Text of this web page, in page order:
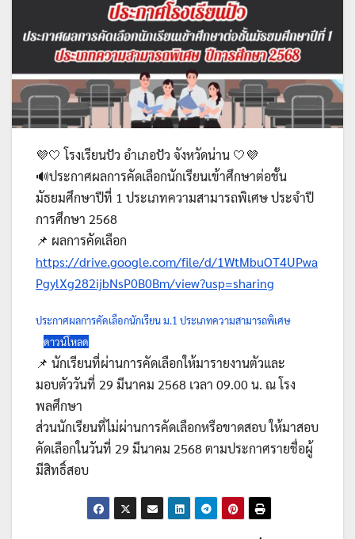
💜🤍 โรงเรียนปัว อำเภอปัว จังหวัดน่าน 🤍💜
🔊ประกาศผลการคัดเลือกนักเรียนเข้าศึกษาต่อชั้น
มัธยมศึกษาปีที่ 1 ประเภทความสามารถพิเศษ ประจำปี
การศึกษา 2568
📌 ผลการคัดเลือก
https://drive.google.com/file/d/1WtMbuOT4UPwa
PgylXg282ijbNsP0B0Bm/view?usp=sharing
ประกาศผลการคัดเลือกนักเรียน ม.1 ประเภทความสามารถพิเศษ
ดาวน์โหลด
📌 นักเรียนที่ผ่านการคัดเลือกให้มารายงานตัวและ
มอบตัววันที่ 29 มีนาคม 2568 เวลา 09.00 น. ณ โรง
พลศึกษา
ส่วนนักเรียนที่ไม่ผ่านการคัดเลือกหรือขาดสอบ ให้มาสอบ
คัดเลือกในวันที่ 29 มีนาคม 2568 ตามประกาศรายชื่อผู้
มีสิทธิ์สอบ